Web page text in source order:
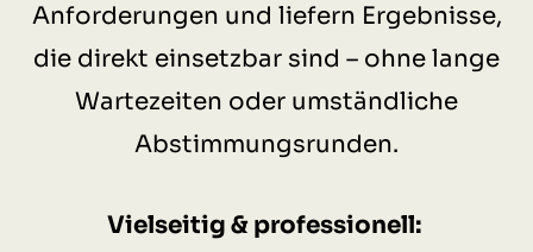
Anforderungen und liefern Ergebnisse,
die direkt einsetzbar sind – ohne lange
Wartezeiten oder umständliche
Abstimmungsrunden.
Vielseitig & professionell: